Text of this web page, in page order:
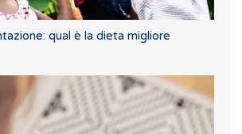
qual è la dieta migliore